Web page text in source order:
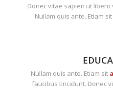
Donec vitae sapien ut
Nullam quis ante. Etiam
Nullam quis ante. Etiam sit
faucibus tincidunt. Donec